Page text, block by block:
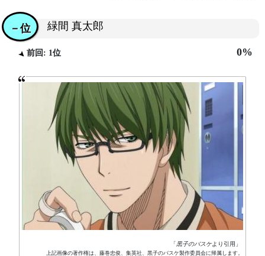
緑間 真太郎
－位
前回: 1位 0%
「黒子のバスケより引用」
上記画像の著作権は、藤巻忠俊、集英社、黒子のバスケ製作委員会に帰属します。